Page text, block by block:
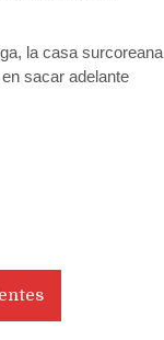
la casa surcoreana
sacar adelante